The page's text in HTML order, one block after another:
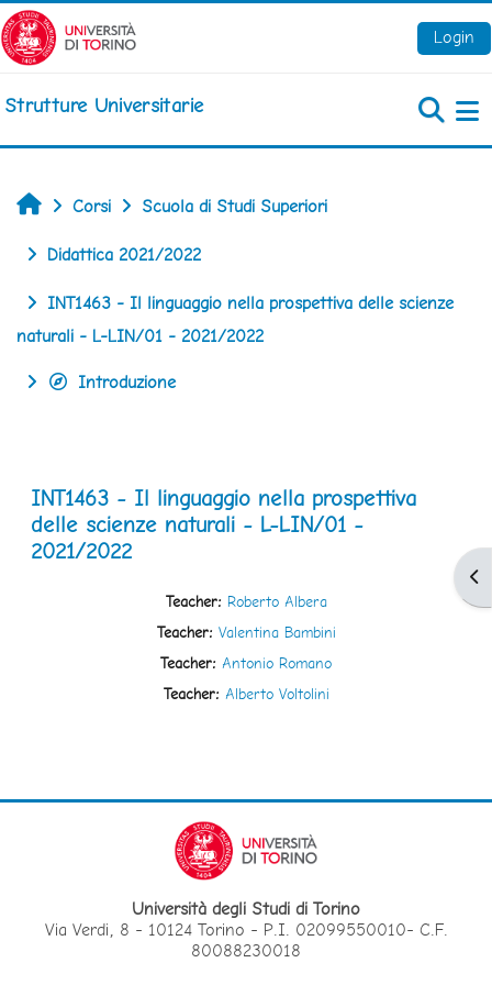
Vai al contenuto principale
Login
Strutture Universitarie
Home
Corsi Scuola di Studi Superiori
Didattica 2021/2022
INT1463 - Il linguaggio nella prospettiva delle scienze
naturali - L-LIN/01 - 2021/2022
Introduzione
INT1463 - Il linguaggio nella prospettiva
delle scienze naturali - L-LIN/01 -
2021/2022
Teacher: Roberto Albera
Teacher: Valentina Bambini
Teacher: Antonio Romano
Teacher: Alberto Voltolini
Università degli Studi di Torino
Via Verdi, 8 - 10124 Torino - P.I. 02099550010- C.F.
80088230018